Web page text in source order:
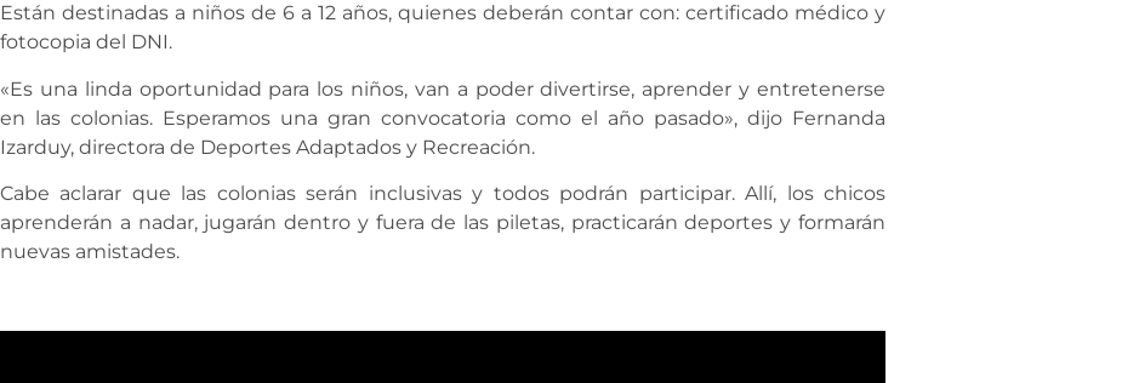
Están destinadas a niños de 6 a 12 años, quienes deberán contar con: certificado médico y
fotocopia del DNI.
«Es una linda oportunidad para los niños, van a poder divertirse, aprender y entretenerse
en las colonias. Esperamos una gran convocatoria como el año pasado», dijo Fernanda
Izarduy, directora de Deportes Adaptados y Recreación.
Cabe aclarar que las colonias serán inclusivas y todos podrán participar. Allí, los chicos
aprenderán a nadar, jugarán dentro y fuera de las piletas, practicarán deportes y formarán
nuevas amistades.